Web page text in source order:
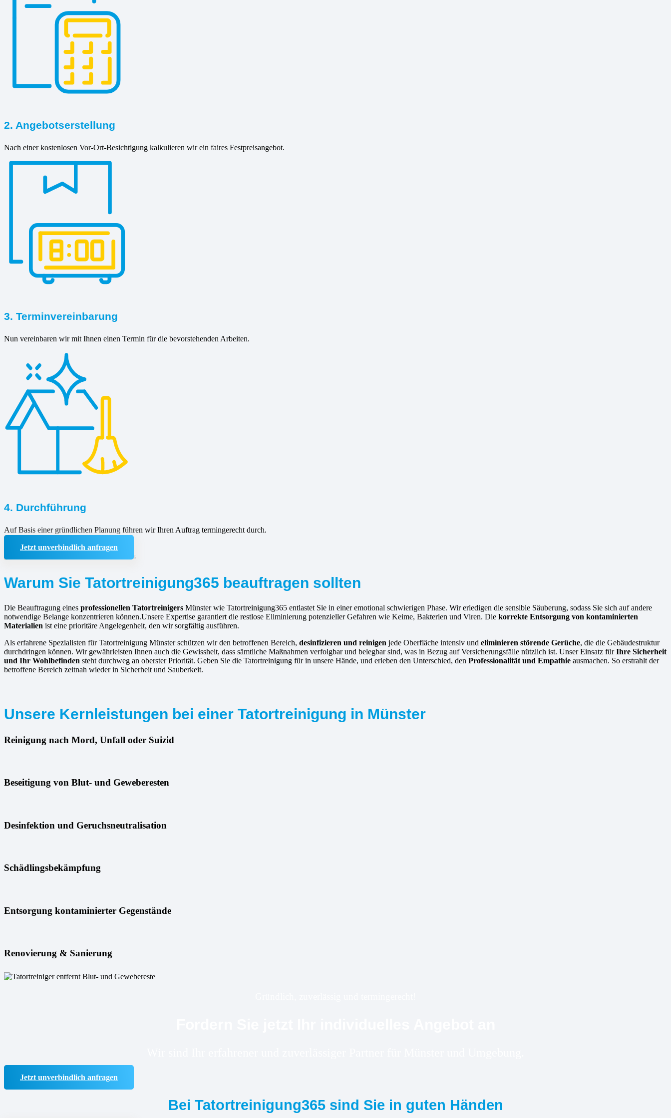
2. Angebotserstellung
Nach einer kostenlosen Vor-Ort-Besichtigung kalkulieren wir ein faires Festpreisangebot.
3. Terminvereinbarung
Nun vereinbaren wir mit Ihnen einen Termin für die bevorstehenden Arbeiten.
4. Durchführung
Auf Basis einer gründlichen Planung führen wir Ihren Auftrag termingerecht durch.
Jetzt unverbindlich anfragen
Warum Sie Tatortreinigung365 beauftragen sollten
Die Beauftragung eines professionellen Tatortreinigers Münster wie Tatortreinigung365 entlastet Sie in einer emotional schwierigen Phase. Wir erledigen die sensible Säuberung, sodass Sie sich auf andere
notwendige Belange konzentrieren können.Unsere Expertise garantiert die restlose Eliminierung potenzieller Gefahren wie Keime, Bakterien und Viren. Die korrekte Entsorgung von kontaminierten
Materialien ist eine prioritäre Angelegenheit, den wir sorgfältig ausführen.
Als erfahrene Spezialisten für Tatortreinigung Münster schützen wir den betroffenen Bereich, desinfizieren und reinigen jede Oberfläche intensiv und eliminieren störende Gerüche, die die Gebäudestruktur
durchdringen können. Wir gewährleisten Ihnen auch die Gewissheit, dass sämtliche Maßnahmen verfolgbar und belegbar sind, was in Bezug auf Versicherungsfälle nützlich ist. Unser Einsatz fürIhre Sicherheit
und Ihr Wohlbefinden steht durchweg an oberster Priorität. Geben Sie die Tatortreinigung für in unsere Hände, und erleben den Unterschied, den Professionalität und Empathie ausmachen. So erstrahlt der
betroffene Bereich zeitnah wieder in Sicherheit und Sauberkeit.
Unsere Kernleistungen bei einer Tatortreinigung in Münster
Reinigung nach Mord, Unfall oder Suizid
Beseitigung von Blut- und Geweberesten
Desinfektion und Geruchsneutralisation
Schädlingsbekämpfung
Entsorgung kontaminierter Gegenstände
Renovierung & Sanierung
Jetzt unverbindlich anfragen
Bei Tatortreinigung365 sind Sie in guten Händen